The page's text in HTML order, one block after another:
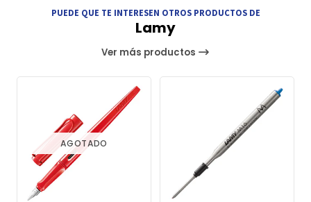
PUEDE QUE TE INTERESEN OTROS PRODUCTOS DE
Lamy
Ver más productos
AGOTADO